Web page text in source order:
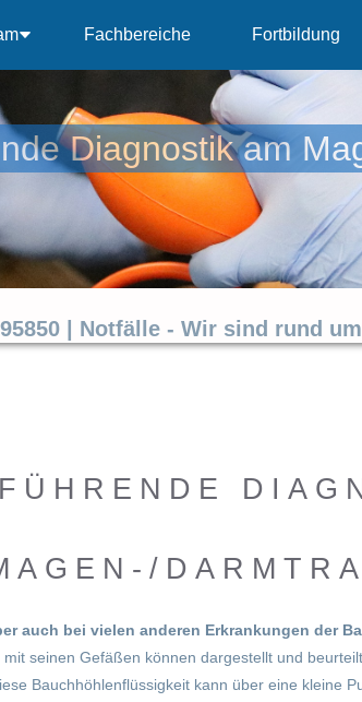
Fachbereiche Fortbildung
Diagnostik am
Notfälle - Wir sind rund
auch bei vielen anderen Erkrankungen der
seinen Gefäßen können dargestellt und
Bauchhöhlenflüssigkeit kann über eine kleine